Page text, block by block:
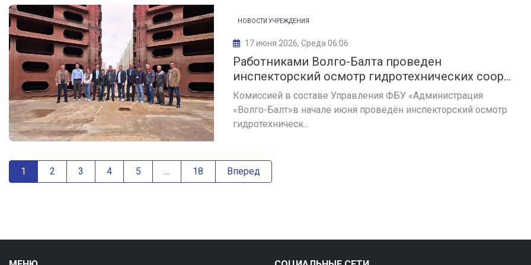
НОВОСТИ УЧРЕЖДЕНИЯ
17 июня 2026, Среда 06:06
Работниками Волго-Балта проведен
инспекторский осмотр гидротехнических соор...
Комиссией в составе Управления ФБУ «Администрация
«Волго-Балт»в начале июня проведён инспекторский осмотр
гидротехническ...
1 2 3 4 5 ... 18 Вперед